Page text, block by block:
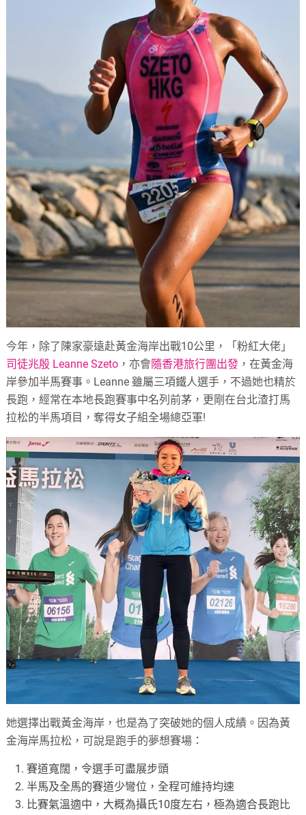
今年，除了陳家豪遠赴黃金海岸出戰10公里，「粉紅大佬」
司徒兆殷 Leanne Szeto ，亦會隨香港旅行團出發 ，在黃金海
岸參加半馬賽事。Leanne 雖屬三項鐵人選手，不過她也精於
長跑，經常在本地長跑賽事中名列前茅，更剛在台北渣打馬
拉松的半馬項目，奪得女子組全場總亞軍!
她選擇出戰黃金海岸，也是為了突破她的個人成績。因為黃
金海岸馬拉松，可說是跑手的夢想賽場：
賽道寬闊，令選手可盡展步頭
半馬及全馬的賽道少彎位，全程可維持均速
比賽氣溫適中，大概為攝氏10度左右，極為適合長跑比